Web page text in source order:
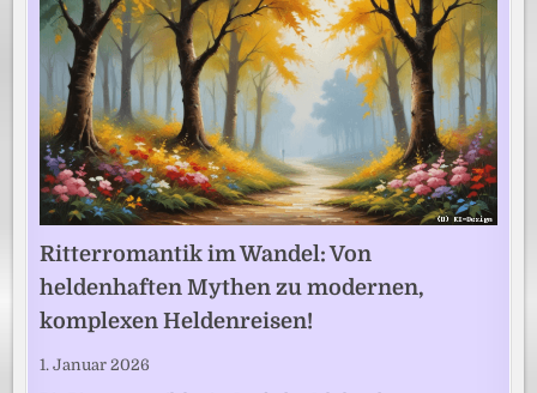
Ritterromantik im Wandel: Von
heldenhaften Mythen zu modernen,
komplexen Heldenreisen!
1. Januar 2026